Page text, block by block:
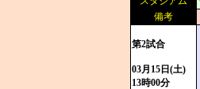
備考
第2試合
03月15日(土)
13時00分